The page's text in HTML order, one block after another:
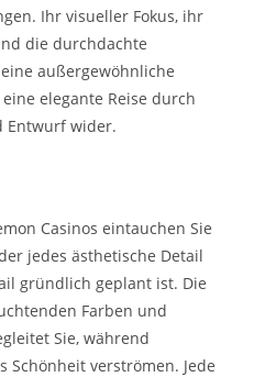
Ihr visueller Fokus, ihr
die durchdachte
außergewöhnliche
elegante Reise durch
Entwurf wider.
Casinos eintauchen Sie
jedes ästhetische Detail
gründlich geplant ist. Die
Farben und
Sie, während
Schönheit verströmen. Jede